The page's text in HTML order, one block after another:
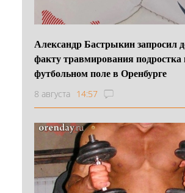
Александр Бастрыкин запросил
факту травмирования подростка
футбольном поле в Оренбурге
8 августа 14:57